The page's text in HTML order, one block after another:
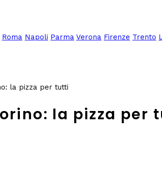
Roma Napoli Parma Verona Firenze Trento
la pizza per tutti
la pizza per